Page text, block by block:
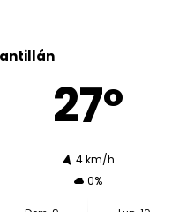
27º
4 km/h
0%